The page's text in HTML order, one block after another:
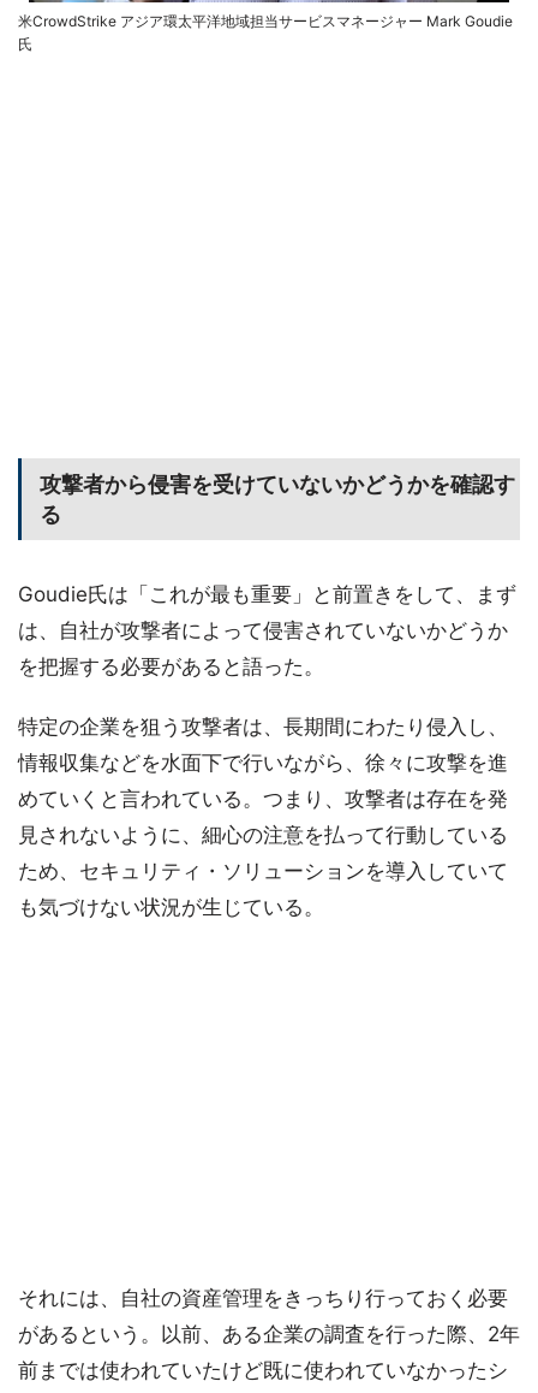
米CrowdStrike アジア環太平洋地域担当サービスマネージャー Mark Goudie
氏
攻撃者から侵害を受けていないかどうかを確認す
る
Goudie氏は「これが最も重要」と前置きをして、まず
は、自社が攻撃者によって侵害されていないかどうか
を把握する必要があると語った。
特定の企業を狙う攻撃者は、長期間にわたり侵入し、
情報収集などを水面下で行いながら、徐々に攻撃を進
めていくと言われている。つまり、攻撃者は存在を発
見されないように、細心の注意を払って行動している
ため、セキュリティ・ソリューションを導入していて
も気づけない状況が生じている。
それには、自社の資産管理をきっちり行っておく必要
があるという。以前、ある企業の調査を行った際、2年
前までは使われていたけど既に使われていなかったシ